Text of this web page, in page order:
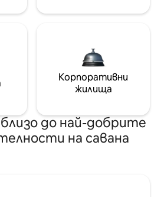
Корпоративни
жилища
до най-добрите
на савана